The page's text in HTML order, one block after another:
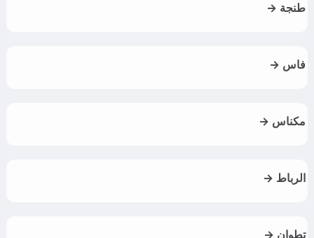
طنجة →
فاس →
مكناس →
الرباط →
تطوان →